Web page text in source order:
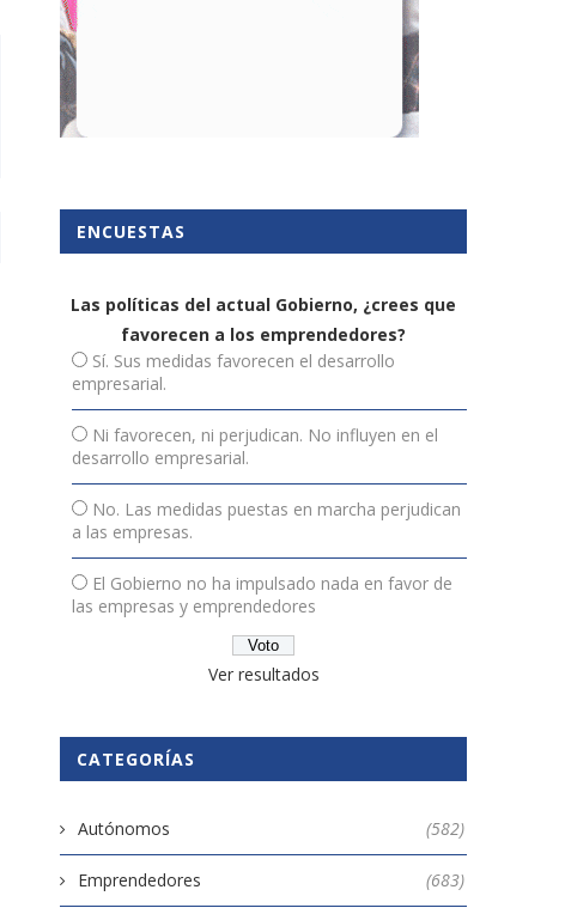
ENCUESTAS
Las políticas del actual Gobierno, ¿crees que
favorecen a los emprendedores?
Sí. Sus medidas favorecen el desarrollo
empresarial.
Ni favorecen, ni perjudican. No influyen en el
desarrollo empresarial.
No. Las medidas puestas en marcha perjudican
a las empresas.
El Gobierno no ha impulsado nada en favor de
las empresas y emprendedores
Ver resultados
CATEGORÍAS
Autónomos (582)
Emprendedores (683)